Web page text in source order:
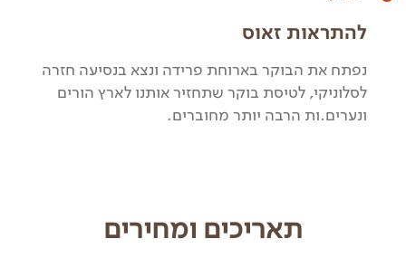
להתראות זאוס
נפתח את הבוקר בארוחת פרידה ונצא בנסיעה חזרה
לסלוניקי, לטיסת בוקר שתחזיר אותנו לארץ הורים
ונערים.ות הרבה יותר מחוברים.
תאריכים ומחירים